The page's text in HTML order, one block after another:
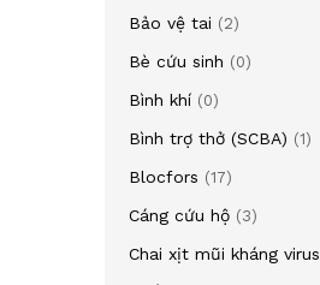
Bảo vệ tai (2)
Bè cứu sinh (0)
Bình khí (0)
Bình trợ thở (SCBA) (1)
Blocfors (17)
Cáng cứu hộ (3)
Chai xịt mũi kháng virus